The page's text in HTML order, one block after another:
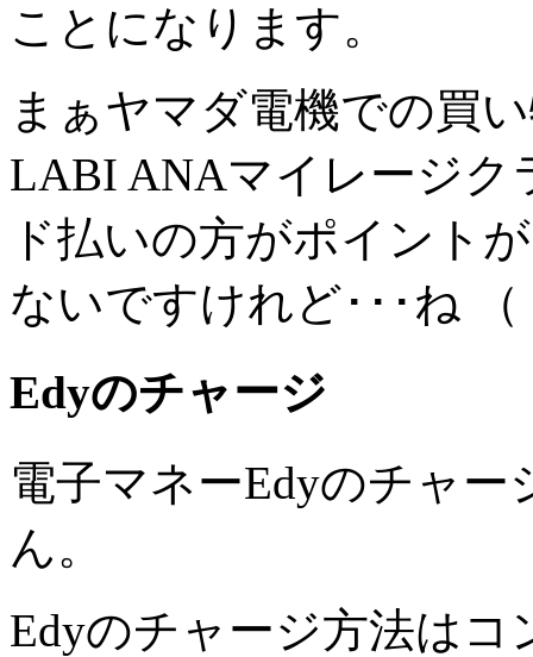
ことになります。
まぁヤマダ電機での買
LABI ANAマイレージク
ド払いの方がポイント
ないですけれど･･･ね （
Edyのチャージ
電子マネーEdyのチャ
ん。
Edyのチャージ方法は